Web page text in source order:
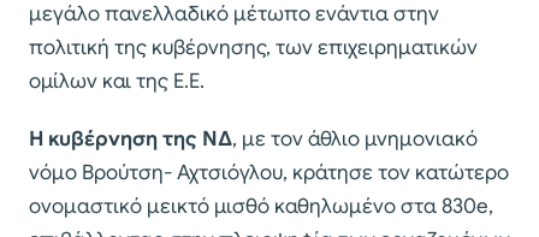
μεγάλο πανελλαδικό μέτωπο ενάντια στην
πολιτική της κυβέρνησης, των επιχειρηματικών
ομίλων και της Ε.Ε.
Η κυβέρνηση της ΝΔ, με τον άθλιο μνημονιακό
νόμο Βρούτση- Αχτσιόγλου, κράτησε τον κατώτερο
ονομαστικό μεικτό μισθό καθηλωμένο στα 830e,